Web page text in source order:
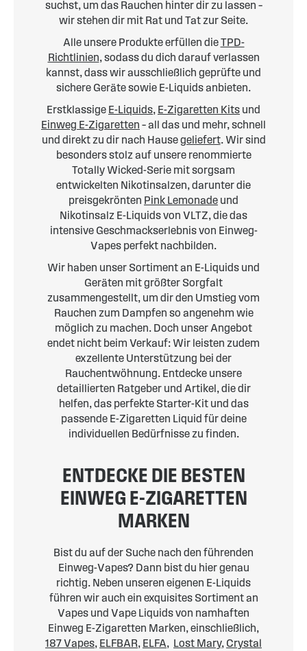
suchst, um das Rauchen hinter dir zu lassen –
wir stehen dir mit Rat und Tat zur Seite.
Alle unsere Produkte erfüllen dieTPD-
Richtlinien, sodass du dich darauf verlassen
kannst, dass wir ausschließlich geprüfte und
sichere Geräte sowie E-Liquids anbieten.
Erstklassige E-Liquids, E-Zigaretten Kits und
Einweg E-Zigaretten – all das und mehr, schnell
und direkt zu dir nach Hausegeliefert. Wir sind
besonders stolz auf unsere renommierte
Totally Wicked-Serie mit sorgsam
entwickelten Nikotinsalzen, darunter die
preisgekrönten Pink Lemonade und
Nikotinsalz E-Liquids von VLTZ, die das
intensive Geschmackserlebnis von Einweg-
Vapes perfekt nachbilden.
Wir haben unser Sortiment an E-Liquids und
Geräten mit größter Sorgfalt
zusammengestellt, um dir den Umstieg vom
Rauchen zum Dampfen so angenehm wie
möglich zu machen. Doch unser Angebot
endet nicht beim Verkauf: Wir leisten zudem
exzellente Unterstützung bei der
Rauchentwöhnung. Entdecke unsere
detaillierten Ratgeber und Artikel, die dir
helfen, das perfekte Starter-Kit und das
passende E-Zigaretten Liquid für deine
individuellen Bedürfnisse zu finden.
ENTDECKE DIE BESTEN
EINWEG E-ZIGARETTEN
MARKEN
Bist du auf der Suche nach den führenden
Einweg-Vapes? Dann bist du hier genau
richtig. Neben unseren eigenen E-Liquids
führen wir auch ein exquisites Sortiment an
Vapes und Vape Liquids von namhaften
Einweg E-Zigaretten Marken, einschließlich,
187 Vapes, ELFBAR, ELFA, Lost Mary, Crystal